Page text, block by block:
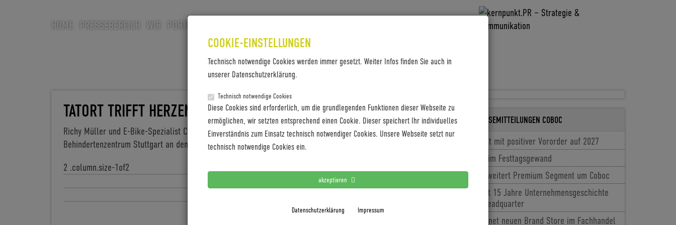
COOKIE-EINSTELLUNGEN
Technisch notwendige Cookies werden immer gesetzt. Weiter Infos finden Sie auch in
unserer Datenschutzerklärung.
Technisch notwendige Cookies
Diese Cookies sind erforderlich, um die grundlegenden Funktionen dieser Webseite zu
ermöglichen, wir setzten entsprechend einen Cookie. Dieser speichert Ihr individuelles
Einverständnis zum Einsatz technisch notwendiger Cookies. Unsere Webseite setzt nur
technisch notwendige Cookies ein.
akzeptieren
Datenschutzerklärung Impressum
HOME PRESSEBEREICH WIR PORTFOLIO
TATORT TRIFFT HERZENSSACHE
Richy Müller und E-Bike-Spezialist Coboc bringen gemeinsam ein E-Bike-Unikat für das
Behindertenzentrum Stuttgart an den Start
LETZTE PRESSEMITTEILUNGEN COBOC
Coboc blickt mit positiver Vororder auf 2027
Allrounder im Festtagsgewand
vit:bikes erweitert Premium Segment um Coboc
Coboc feiert 15 Jahre Unternehmensgeschichte
im neuen Headquarter
Coboc eröffnet neuen Brand Store im Fachhandel